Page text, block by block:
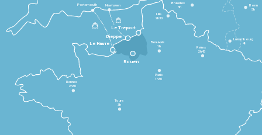
Le Havre
Dieppe
Le Tréport
Rennes
2h30
Tours
3h
Paris
1h30
Beauvais
1h
Reims
2h45
Lille
2h30
Bruxelles
3h
Newhaven
Portsmouth
Bonn
5h
Luxembourg
4h
Rouen